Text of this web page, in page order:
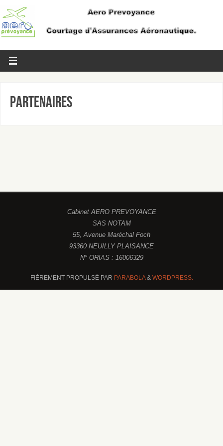
Partenaires
Cabinet AERO PREVOYANCE
SAS NOTAM
55, Avenue Maréchal Foch
93360 NEUILLY PLAISANCE
N° ORIAS : 16006329
FIÈREMENT PROPULSÉ PAR PARABOLA& WORDPRESS.